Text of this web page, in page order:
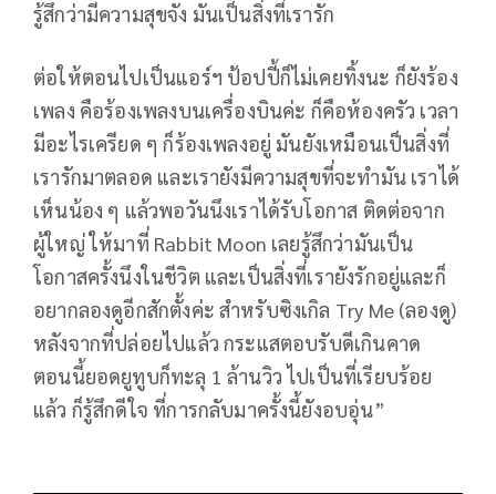
รู้สึกว่ามีความสุขจัง มันเป็นสิ่งที่เรารัก
ต่อให้ตอนไปเป็นแอร์ฯ ป้อปปี้ก็ไม่เคยทิ้งนะ ก็ยังร้อง
เพลง คือร้องเพลงบนเครื่องบินค่ะ ก็คือห้องครัว เวลา
มีอะไรเครียด ๆ ก็ร้องเพลงอยู่ มันยังเหมือนเป็นสิ่งที่
เรารักมาตลอด และเรายังมีความสุขที่จะทำมัน เราได้
เห็นน้อง ๆ แล้วพอวันนึงเราได้รับโอกาส ติดต่อจาก
ผู้ใหญ่ ให้มาที่ Rabbit Moon เลยรู้สึกว่ามันเป็น
โอกาสครั้งนึงในชีวิต และเป็นสิ่งที่เรายังรักอยู่และก็
อยากลองดูอีกสักตั้งค่ะ สำหรับซิงเกิล Try Me (ลองดู)
หลังจากที่ปล่อยไปแล้ว กระแสตอบรับดีเกินคาด
ตอนนี้ยอดยูทูบก็ทะลุ 1 ล้านวิว ไปเป็นที่เรียบร้อย
แล้ว ก็รู้สึกดีใจ ที่การกลับมาครั้งนี้ยังอบอุ่น”